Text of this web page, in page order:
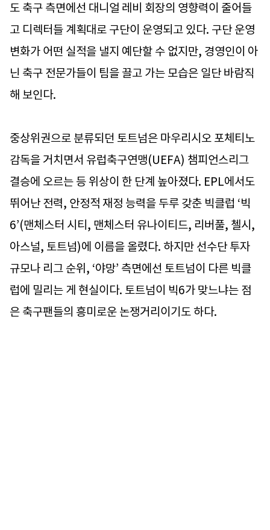
도 축구 측면에선 대니얼 레비 회장의 영향력이 줄어들
고 디렉터들 계획대로 구단이 운영되고 있다. 구단 운영
변화가 어떤 실적을 낼지 예단할 수 없지만, 경영인이 아
닌 축구 전문가들이 팀을 끌고 가는 모습은 일단 바람직
해 보인다.
중상위권으로 분류되던 토트넘은 마우리시오 포체티노
감독을 거치면서 유럽축구연맹(UEFA) 챔피언스리그
결승에 오르는 등 위상이 한 단계 높아졌다. EPL에서도
뛰어난 전력, 안정적 재정 능력을 두루 갖춘 빅클럽 ‘빅
6’(맨체스터 시티, 맨체스터 유나이티드, 리버풀, 첼시,
아스널, 토트넘)에 이름을 올렸다. 하지만 선수단 투자
규모나 리그 순위, ‘야망’ 측면에선 토트넘이 다른 빅클
럽에 밀리는 게 현실이다. 토트넘이 빅6가 맞느냐는 점
은 축구팬들의 흥미로운 논쟁거리이기도 하다.